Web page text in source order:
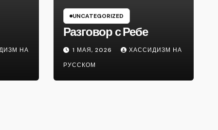
НА
UNCATEGORIZED
Разговор с Ребе
1 МАЯ, 2026
ХАССИДИЗМ НА
РУССКОМ